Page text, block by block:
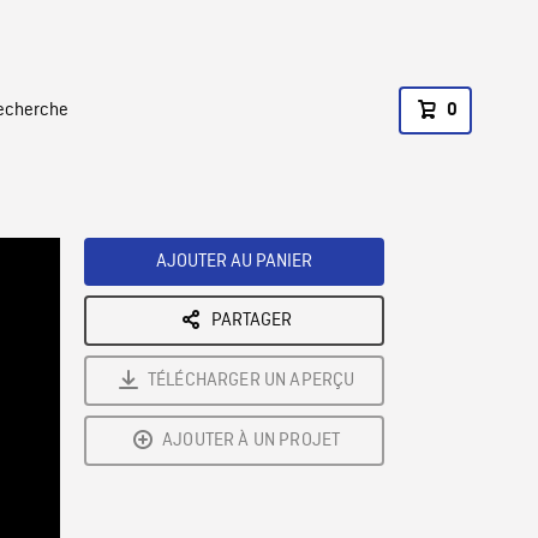
0
AJOUTER AU PANIER
PARTAGER
TÉLÉCHARGER UN APERÇU
AJOUTER À UN PROJET